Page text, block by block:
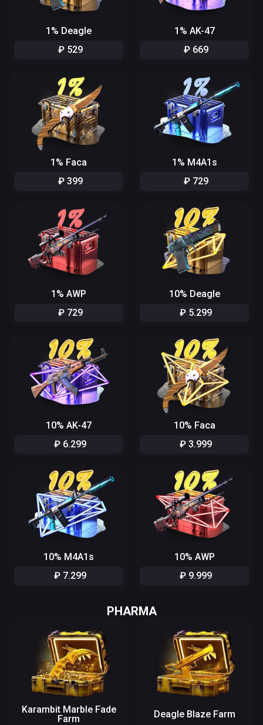
1% Deagle
₽ 529
1% AK-47
₽ 669
1% Faca
₽ 399
1% M4A1s
₽ 729
1% AWP
₽ 729
10% Deagle
₽ 5.299
10% AK-47
₽ 6.299
10% Faca
₽ 3.999
10% M4A1s
₽ 7.299
10% AWP
₽ 9.999
PHARMA
Karambit Marble Fade
Farm
Deagle Blaze Farm